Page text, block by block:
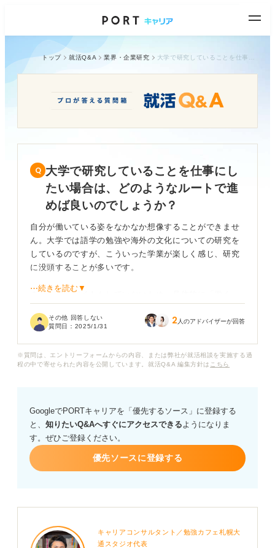
トップ 就活Q&A 業界・企業研究
大学で研究していることを仕事にし
たい場合は、どのようなルートで進
めば良いのでしょうか？
自分が働いている姿をなかなか想像することができませ
ん。大学では語学の勉強や海外の文化についての研究を
しているのですが、こういった学業が楽しく感じ、研究
に没頭することが多いです。
また、アルバイトもしていないため、具体的に「働く」
す。可能であれば、大学の延長のような仕事をしたいと
実際に、学業や研究のようなことができる仕事はあるの
⋯続きを読む▼
その他 回答しない
質問日： 2025/1/31 2 人のアドバイザーが回答
※質問は、エントリーフォームからの内容、または弊社が就活相談を実施する過
程の中で寄せられた内容を公開しています。就活Q&A 編集方針は こちら
GoogleでPORTキャリアを「優先するソース」に登録する
と、 知りたいQ&Aへすぐにアクセスできるようになりま
す。ぜひご登録ください。
優先ソースに登録する
キャリアコンサルタント／勉強カフェ札幌大
通スタジオ代表